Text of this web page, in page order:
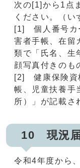
次の[1]から1点
ください。（い
[1] 個人番号カ
害者手帳、在留
類で「氏名、生
顔写真付きのも
[2] 健康保険資
帳、児童扶養手
所）」が記載さ
10 現況
令和4年度から